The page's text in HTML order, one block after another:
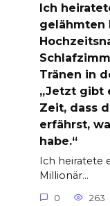
Ich
gelähmten
Tränen in
„Jetzt gibt
Zeit, dass
erfährst,
habe.“
Ich heiratete
Millionär…
0 263